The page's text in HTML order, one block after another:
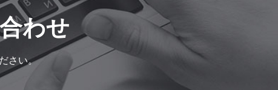
わせ
さい。